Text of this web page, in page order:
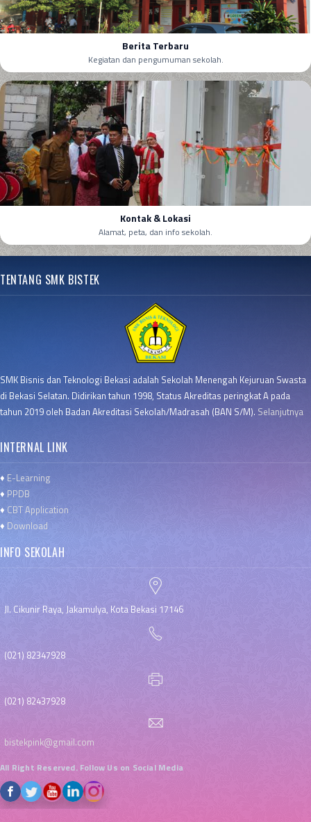
Berita Terbaru
Kegiatan dan pengumuman sekolah.
Kontak & Lokasi
Alamat, peta, dan info sekolah.
TENTANG SMK BISTEK
SMK Bisnis dan Teknologi Bekasi adalah Sekolah Menengah Kejuruan Swasta
di Bekasi Selatan. Didirikan tahun 1998, Status Akreditas peringkat A pada
tahun 2019 oleh Badan Akreditasi Sekolah/Madrasah (BAN S/M). Selanjutnya
INTERNAL LINK
♦ E-Learning
♦ PPDB
♦ CBT Application
♦ Download
INFO SEKOLAH
Jl. Cikunir Raya, Jakamulya, Kota Bekasi 17146
(021) 82347928
(021) 82437928
bistekpink@gmail.com
All Right Reserved. Follow Us on Social Media